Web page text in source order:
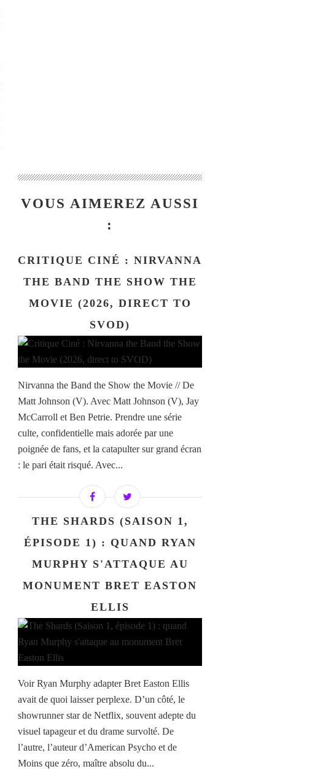
VOUS AIMEREZ AUSSI
:
CRITIQUE CINÉ : NIRVANNA
THE BAND THE SHOW THE
MOVIE (2026, DIRECT TO
SVOD)
Nirvanna the Band the Show the Movie // De
Matt Johnson (V). Avec Matt Johnson (V), Jay
McCarroll et Ben Petrie. Prendre une série
culte, confidentielle mais adorée par une
poignée de fans, et la catapulter sur grand écran
: le pari était risqué. Avec...
THE SHARDS (SAISON 1,
ÉPISODE 1) : QUAND RYAN
MURPHY S'ATTAQUE AU
MONUMENT BRET EASTON
ELLIS
Voir Ryan Murphy adapter Bret Easton Ellis
avait de quoi laisser perplexe. D’un côté, le
showrunner star de Netflix, souvent adepte du
visuel tapageur et du drame survolté. De
l’autre, l’auteur d’American Psycho et de
Moins que zéro, maître absolu du...